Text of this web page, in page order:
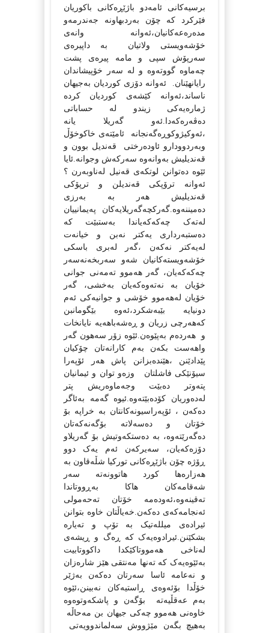
برسیه‌کانی ئامه‌دو باژێڕه‌کانی باکوریان
فێرکرد که‌ چۆن به‌ردبهاونه‌ جه‌ندرمه‌و
مده‌ره‌عه‌کانیان،ئه‌وانه‌ وانه‌ی
خۆشه‌ویستی ولاتیان
به‌ داپیره‌ی
سه‌رپۆش سپی و مامه‌ پیره‌ی پشت
چه‌ماوه‌ گووته‌وه‌ و له‌ سه‌ر خۆپیشاندان
رایانهێنان.
ئه‌وانه‌ دۆزی کوردیان به‌جیهان
ناساند،ئه‌وانه‌ کێشه‌ی کوردیان کرده‌
ژماره‌یه‌کی زیندو له‌ حساباتی
ده‌ڤه‌ره‌که‌دا.ئه‌و گه‌ریلا یانه‌
،ئه‌وکیژوکوڕه‌گه‌نجانه‌
ئامێته‌ی خاکوخۆڵ
وبه‌ردوودارو ئاوده‌رختی
قه‌ندیل بوون و
قه‌ندیلیش به‌وانه‌وه‌ سه‌رکه‌ش وجوانه‌.ئایا
ئێوه‌ ده‌توانن لوتکه‌ی قه‌نیل له‌ناوبه‌رن ؟
ئه‌وانه‌ ترۆپکی قه‌ندیلن و ترپۆکی
قه‌ندیلیش هه‌ر به‌ به‌رزی
ده‌میننه‌وه‌.گه‌رکچه‌گه‌ریلایه‌کان په‌یمانییان
له‌ته‌ک چه‌که‌که‌یاندا به‌ستبێت که‌
ده‌ستبه‌رداری یه‌کتر نه‌بن و خیانه‌ت
له‌یه‌کتر نه‌که‌ن ،گه‌ر له‌بری باسکی
خۆشه‌ویسته‌کانیان شه‌و سه‌ربخه‌نه‌سه‌ر
چه‌که‌که‌یان، گه‌ر هه‌موو ته‌مه‌نی جوانی
خۆیان به‌ نه‌ته‌وه‌که‌یان به‌خشی، گه‌ر
خۆیان له‌هه‌موو خۆشی و جوانیه‌کی ئه‌م
دونیایه‌ بێبه‌شکرد،ئه‌وه‌ بێگومانبن
که‌هه‌رچی زریان و ڕه‌شه‌باهه‌یه‌ نایانخات
و
هه‌رده‌م به‌پێوه‌ن.ئێوه‌ زۆر سه‌هون گه‌ر
واهه‌ست بکه‌ن به‌م کارانه‌تان چۆکیان
پێدادێنن ،هێنده‌بزانن پاش هه‌ر ئۆپه‌را
سیۆنێکی فاشلتان
وزه‌و توان و ئیمانیان
پته‌وتر ده‌بێت وجه‌ماوه‌ریش پتر
له‌ده‌وریان کۆده‌بێته‌وه‌.ئیوه‌ گه‌مه‌ به‌ئاگر
ده‌که‌ن ، ئۆپه‌راسیونه‌کانتان به‌ خراپه‌ بۆ
خۆتان و ده‌سه‌لاته‌ بۆگه‌نه‌که‌تان
ده‌گه‌رێته‌وه‌، به‌ ده‌ستکه‌وتیش بۆ گه‌ریلاو
دۆزه‌که‌یان، سه‌یرکه‌ن ئه‌م یه‌ک دوو
ڕۆژه‌ چۆن باژێڕه‌کانی تورکیا شڵه‌قاون به‌
هه‌زاره‌ها کورد هاتوونه‌ته‌ سه‌ر
شه‌قامه‌کان هاکا به‌ڕووتاندا
ته‌قینه‌وه‌،ئه‌وده‌مه‌ خۆتان ته‌حه‌مولی
ئه‌نجامه‌که‌ی ده‌که‌ن.خه‌یاڵتان خاوه‌ بتوانن
ئیراده‌ی میلله‌تیک به‌ تۆپ و ته‌یاره‌
بشکێنن.ئیرادوه‌یه‌ک که‌ ڕه‌گ و ڕیشه‌ی
له‌ناخی هه‌مووتاکێکدا داکووتابیت
به‌ئێوه‌یه‌ک که‌ ته‌نها مه‌نتقی هێز شاره‌زان
و نه‌عامه‌ ئاسا سه‌رتان ده‌که‌ن به‌ژێر
خۆڵدا بۆئه‌وه‌ی ڕاستیه‌کان نه‌بینن،ئێوه‌
به‌م عه‌قڵیه‌ته‌
بۆگه‌ن و پاشکه‌وتوه‌وه‌
خاوه‌نی هه‌موو چه‌کی جیهان بن مه‌حاڵه‌
به‌هیچ بگه‌ن مێژووش سه‌لماندوویه‌تی